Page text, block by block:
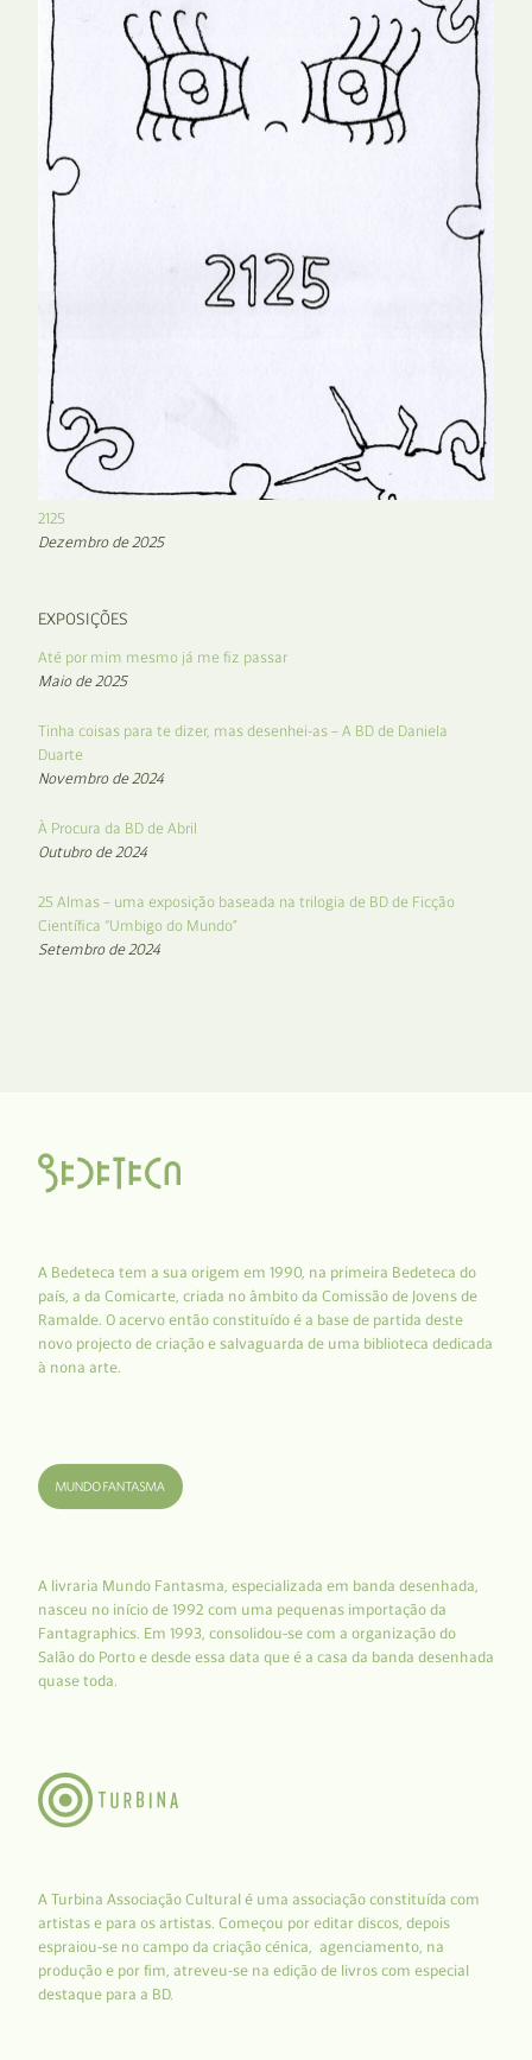
2125
Dezembro de 2025
EXPOSIÇÕES
Até por mim mesmo já me fiz passar
Maio de 2025
Tinha coisas para te dizer, mas desenhei-as – A BD de Daniela
Duarte
Novembro de 2024
À Procura da BD de Abril
Outubro de 2024
25 Almas – uma exposição baseada na trilogia de BD de Ficção
Científica “Umbigo do Mundo”
Setembro de 2024
A Bedeteca tem a sua origem em 1990, na primeira Bedeteca do
país, a da Comicarte, criada no âmbito da Comissão de Jovens de
Ramalde. O acervo então constituído é a base de partida deste
novo projecto de criação e salvaguarda de uma biblioteca dedicada
à nona arte.
A livraria Mundo Fantasma, especializada em banda desenhada,
nasceu no início de 1992 com uma pequenas importação da
Fantagraphics. Em 1993, consolidou-se com a organização do
Salão do Porto e desde essa data que é a casa da banda desenhada
quase toda.
A Turbina Associação Cultural é uma associação constituída com
artistas e para os artistas. Começou por editar discos, depois
espraiou-se no campo da criação cénica, agenciamento, na
produção e por fim, atreveu-se na edição de livros com especial
destaque para a BD.